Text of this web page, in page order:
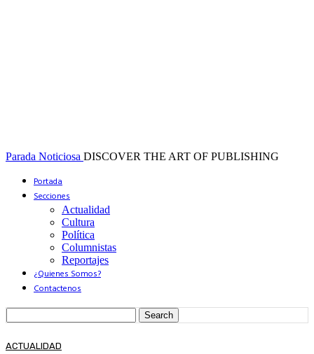
Parada Noticiosa DISCOVER THE ART OF PUBLISHING
Portada
Secciones
Actualidad
Cultura
Política
Columnistas
Reportajes
¿Quienes Somos?
Contactenos
ACTUALIDAD